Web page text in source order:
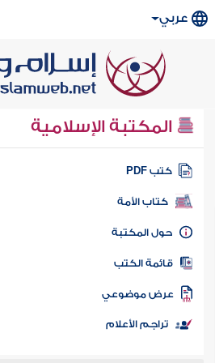
عربي
المكتبة الإسلامية
كتب PDF
كتاب الأمة
المكتبة
الكتب
موضوعي